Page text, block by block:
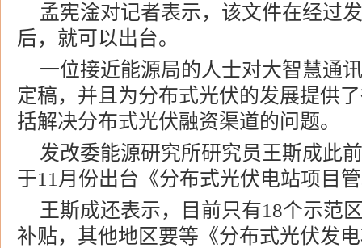
孟宪淦对记者表示，该文件在经过
后，就可以出台。
一位接近能源局的人士对大智慧通
定稿，并且为分布式光伏的发展提供
括解决分布式光伏融资渠道的问题。
发改委能源研究所研究员王斯成此
于11月份出台《分布式光伏电站项目
王斯成还表示，目前只有18个示范
补贴，其他地区要等《分布式光伏发